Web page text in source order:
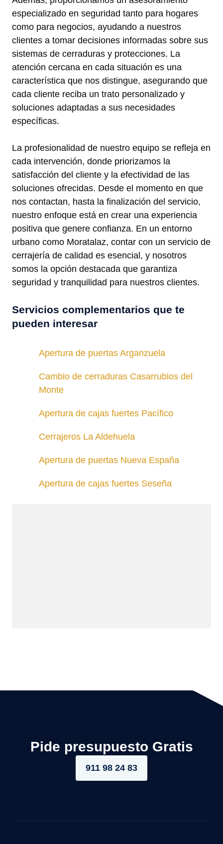
especializado en seguridad tanto para hogares
como para negocios, ayudando a nuestros
clientes a tomar decisiones informadas sobre sus
sistemas de cerraduras y protecciones. La
atención cercana en cada situación es una
característica que nos distingue, asegurando que
cada cliente reciba un trato personalizado y
soluciones adaptadas a sus necesidades
específicas.
La profesionalidad de nuestro equipo se refleja en
cada intervención, donde priorizamos la
satisfacción del cliente y la efectividad de las
soluciones ofrecidas. Desde el momento en que
nos contactan, hasta la finalización del servicio,
nuestro enfoque está en crear una experiencia
positiva que genere confianza. En un entorno
urbano como Moratalaz, contar con un servicio de
cerrajería de calidad es esencial, y nosotros
somos la opción destacada que garantiza
seguridad y tranquilidad para nuestros clientes.
Servicios complementarios que te
pueden interesar
Apertura de puertas Arganzuela
Cambio de cerraduras Casarrubios del
Monte
Apertura de cajas fuertes Pacífico
Cerrajeros La Aldehuela
Apertura de puertas Nueva España
Apertura de cajas fuertes Seseña
Pide presupuesto Gratis
911 98 24 83